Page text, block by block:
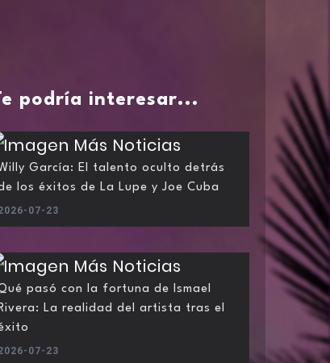
podría interesar...
García: El talento oculto detrás
los éxitos de La Lupe y Joe Cuba
07-23
pasó con la fortuna de Ismael
La realidad del artista tras el
07-23